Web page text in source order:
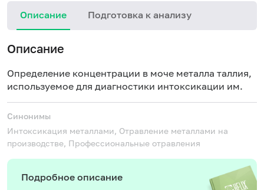
Описание Подготовка к анализу
Описание
Определение концентрации в моче металла таллия,
используемое для диагностики интоксикации им.
Синонимы
Интоксикация металлами, Отравление металлами на
производстве, Профессиональные отравления
Подробное описание